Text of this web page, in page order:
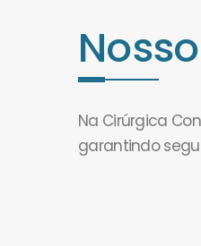
Na Cirúrgica
garantindo